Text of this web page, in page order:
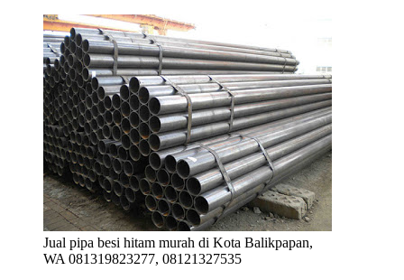
Jual pipa besi hitam murah di Kota Balikpapan,
WA 081319823277, 08121327535